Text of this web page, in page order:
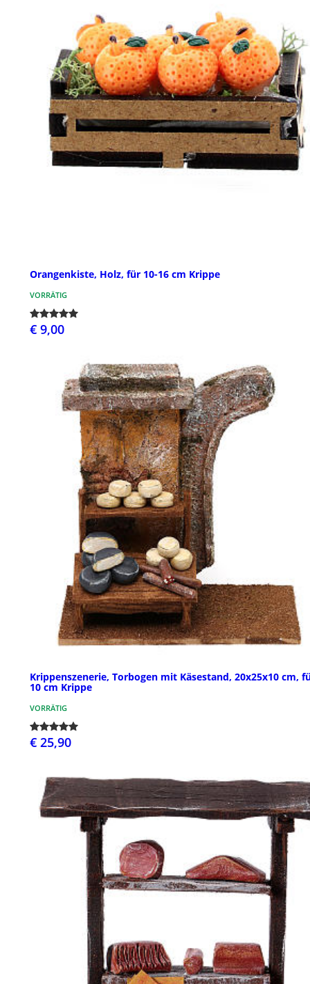
Orangenkiste, Holz, für 10-16 cm Krippe
VORRÄTIG
€ 9,00
Krippenszenerie, Torbogen mit Käsestand, 20x25x10 cm,
10 cm Krippe
VORRÄTIG
€ 25,90